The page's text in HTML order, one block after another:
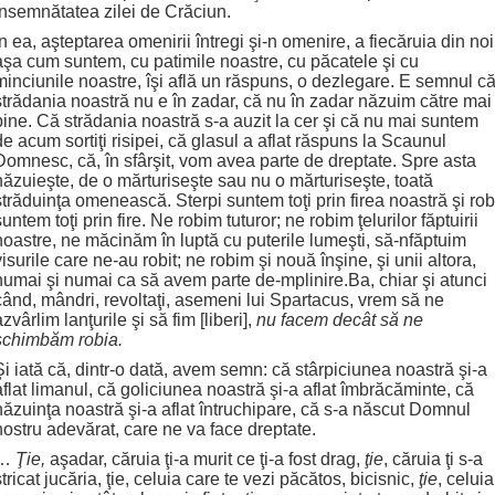
zilei de Crăciun.
ea, aşteptarea omenirii întregi şi-n omenire, a fiecăruia din
cum suntem, cu patimile noastre, cu păcatele şi cu
noastre, îşi află un răspuns, o dezlegare. E semnul că
noastră nu e în zadar, că nu în zadar năzuim către mai
Că strădania noastră s-a auzit la cer şi că nu mai suntem
acum sortiţi risipei, că glasul a aflat răspuns la Scaunul
că, în sfârşit, vom avea parte de dreptate. Spre asta
de o mărturiseşte sau nu o mărturiseşte, toată
omenească. Sterpi suntem toţi prin firea noastră şi
toţi prin fire. Ne robim tuturor; ne robim ţelurilor făptuirii
ne măcinăm în luptă cu puterile lumeşti, să-nfăptuim
care ne-au robit; ne robim şi nouă înşine, şi unii altora,
şi numai ca să avem parte de-mplinire.Ba, chiar şi atunci
mândri, revoltaţi, asemeni lui Spartacus, vrem să ne
lanţurile şi să fim [liberi], nu facem decât să ne
robia.
iată că, dintr-o dată, avem semn: că stârpiciunea noastră şi-a
limanul, că goliciunea noastră şi-a aflat îmbrăcăminte, că
noastră şi-a aflat întruchipare, că s-a născut Domnul
adevărat, care ne va face dreptate.
Ţie, aşadar, căruia ţi-a murit ce ţi-a fost drag, ţie, căruia ţi s-a
jucăria, ţie, celuia care te vezi păcătos, bicisnic, ţie, celuia